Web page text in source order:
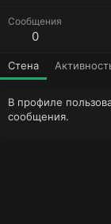
Сообщения
0
Стена
В профиле
сообщения.